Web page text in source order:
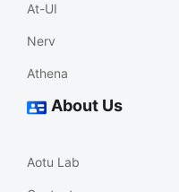
At-UI
Nerv
Athena
About Us
Aotu Lab